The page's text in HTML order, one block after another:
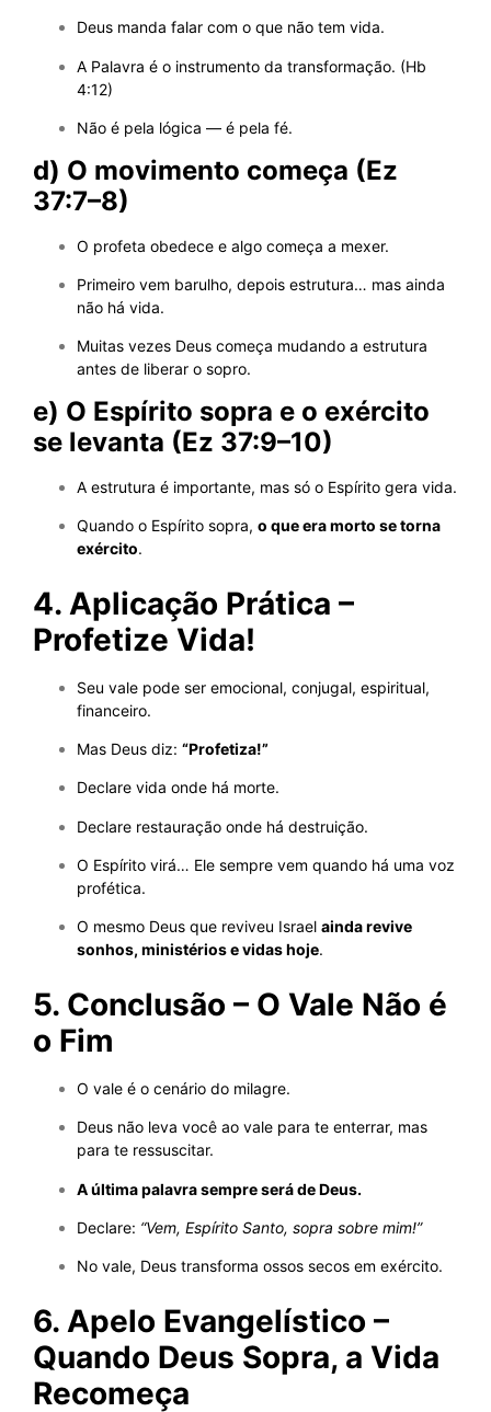
Deus manda falar com o que não tem vida.
A Palavra é o instrumento da transformação. (Hb
4:12)
Não é pela lógica — é pela fé.
d) O movimento começa (Ez
37:7–8)
O profeta obedece e algo começa a mexer.
Primeiro vem barulho, depois estrutura… mas ainda
não há vida.
Muitas vezes Deus começa mudando a estrutura
antes de liberar o sopro.
e) O Espírito sopra e o exército
se levanta (Ez 37:9–10)
A estrutura é importante, mas só o Espírito gera vida.
Quando o Espírito sopra, o que era morto se torna
exército.
4. Aplicação Prática –
Profetize Vida!
Seu vale pode ser emocional, conjugal, espiritual,
financeiro.
Mas Deus diz: “Profetiza!”
Declare vida onde há morte.
Declare restauração onde há destruição.
O Espírito virá… Ele sempre vem quando há uma voz
profética.
O mesmo Deus que reviveu Israel ainda revive
sonhos, ministérios e vidas hoje.
5. Conclusão – O Vale Não é
o Fim
O vale é o cenário do milagre.
Deus não leva você ao vale para te enterrar, mas
para te ressuscitar.
A última palavra sempre será de Deus.
Declare: “Vem, Espírito Santo, sopra sobre mim!”
No vale, Deus transforma ossos secos em exército.
6. Apelo Evangelístico –
Quando Deus Sopra, a Vida
Recomeça